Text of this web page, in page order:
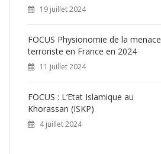
19 juillet 2024
FOCUS Physionomie de la menace
terroriste en France en 2024
11 juillet 2024
FOCUS : L’Etat Islamique au
Khorassan (ISKP)
4 juillet 2024